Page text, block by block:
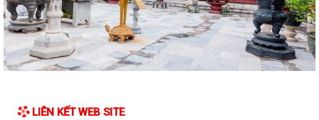
LIÊN KẾT WEB SITE